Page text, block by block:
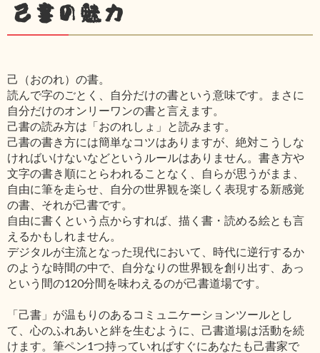
己書の魅力
己（おのれ）の書。
読んで字のごとく、自分だけの書という意味です。まさに
自分だけのオンリーワンの書と言えます。
己書の読み方は「おのれしょ」と読みます。
己書の書き方には簡単なコツはありますが、絶対こうしな
ければいけないなどというルールはありません。書き方や
文字の書き順にとらわれることなく、自らが思うがまま、
自由に筆を走らせ、自分の世界観を楽しく表現する新感覚
の書、それが己書です。
自由に書くという点からすれば、描く書・読める絵とも言
えるかもしれません。
デジタルが主流となった現代において、時代に逆行するか
のような時間の中で、自分なりの世界観を創り出す、あっ
という間の120分間を味わえるのが己書道場です。
「己書」が温もりのあるコミュニケーションツールとし
て、心のふれあいと絆を生むように、己書道場は活動を続
けます。筆ペン1つ持っていればすぐにあなたも己書家で